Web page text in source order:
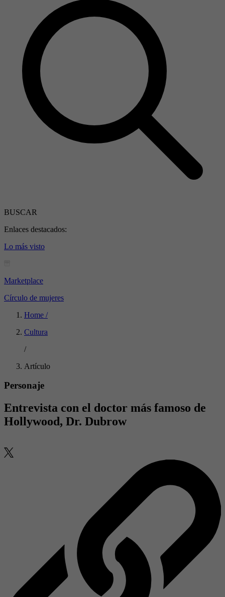
BUSCAR
Enlaces destacados:
Lo más visto
Marketplace
Círculo de mujeres
Home /
Cultura
/
Artículo
Personaje
Entrevista con el doctor más famoso de
Hollywood, Dr. Dubrow